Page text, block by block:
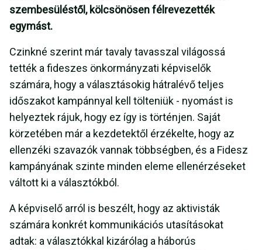
szembesüléstől, kölcsönösen félrevezették
egymást.
Czinkné szerint már tavaly tavasszal világossá
tették a fideszes önkormányzati képviselők
számára, hogy a választásokig hátralévő teljes
időszakot kampánnyal kell tölteniük - nyomást is
helyeztek rájuk, hogy ez így is történjen. Saját
körzetében már a kezdetektől érzékelte, hogy az
ellenzéki szavazók vannak többségben, és a Fidesz
kampányának szinte minden eleme ellenérzéseket
váltott ki a választókból.
A képviselő arról is beszélt, hogy az aktivisták
számára konkrét kommunikációs utasításokat
adtak: a választókkal kizárólag a háborús